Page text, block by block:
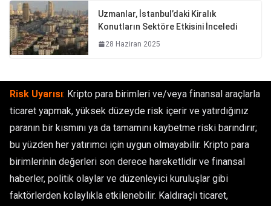
Uzmanlar, İstanbul’daki Kiralık
Konutların Sektöre Etkisini İnceledi
28 Haziran 2025
Risk Uyarısı: Kripto para birimleri ve/veya finansal araçlarla
ticaret yapmak, yüksek düzeyde risk içerir ve yatırdığınız
paranın bir kısmını ya da tamamını kaybetme riski barındırır;
bu yüzden her yatırımcı için uygun olmayabilir. Kripto para
birimlerinin değerleri son derece hareketlidir ve finansal
haberler, politik olaylar ve düzenleyici kuruluşlar gibi
faktörlerden kolaylıkla etkilenebilir. Kaldıraçlı ticaret,